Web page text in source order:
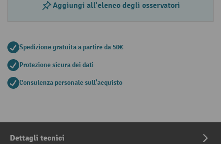
Aggiungi all'elenco degli osservatori
Spedizione gratuita a partire da 50€
Protezione sicura dei dati
Consulenza personale sull'acquisto
Dettagli tecnici